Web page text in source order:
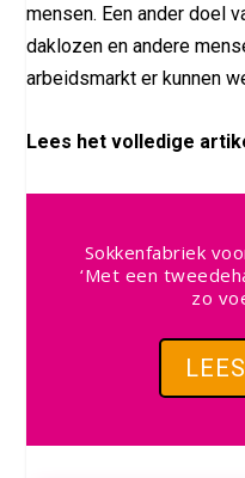
mensen. Een ander doel
daklozen en andere
arbeidsmarkt er kunnen
Lees het volledige
Sokkenfabriek
‘Met een
zo